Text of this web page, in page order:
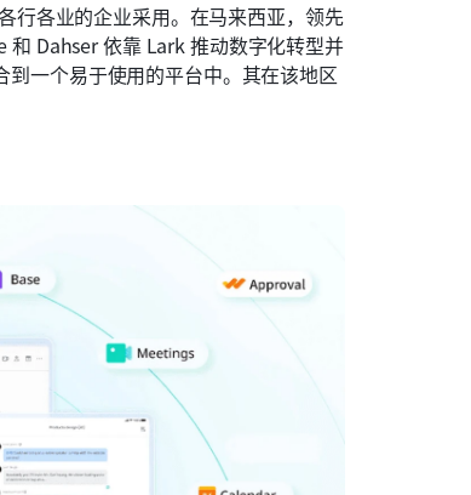
行各业的企业采用。在马来西亚，领先
Dahser 依靠 Lark 推动数字化转型并
一个易于使用的平台中。其在该地区